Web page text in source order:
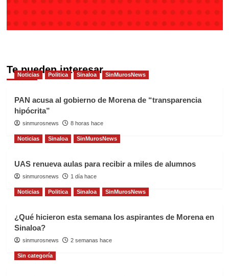
Te pueden interesar
Noticias Politica Sinaloa SinMurosNews
PAN acusa al gobierno de Morena de “transparencia
hipócrita”
sinmurosnews 8 horas hace
Noticias Sinaloa SinMurosNews
UAS renueva aulas para recibir a miles de alumnos
sinmurosnews 1 día hace
Noticias Politica Sinaloa SinMurosNews
¿Qué hicieron esta semana los aspirantes de Morena en
Sinaloa?
sinmurosnews 2 semanas hace
Sin categoría